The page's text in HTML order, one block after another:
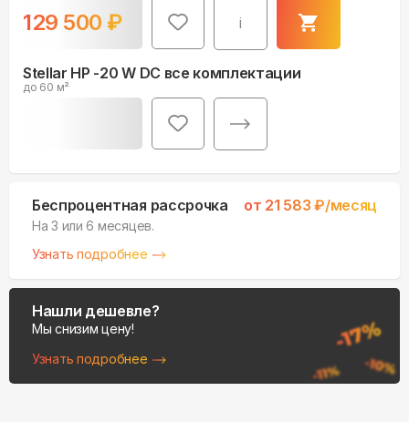
129 500 ₽ i
Stellar HP -20 W DC все комплектации
до 60 м²
Беспроцентная рассрочка от 21 583 ₽/месяц
На 3 или 6 месяцев.
Узнать подробнее
Нашли дешевле?
Мы снизим цену!
Узнать подробнее